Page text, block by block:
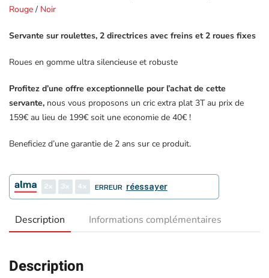
Rouge/ Noir
Servante sur roulettes, 2 directrices avec freins et 2 roues fixes
Roues en gomme ultra silencieuse et robuste
Profitez d’une offre exceptionnelle pour l’achat de cette
servante, nous vous proposons un cric extra plat 3T au prix de
159€ au lieu de 199€ soit une economie de 40€ !
Beneficiez d’une garantie de 2 ans sur ce produit.
2 3 4 ERREUR réessayer
Description Informations complémentaires
Description